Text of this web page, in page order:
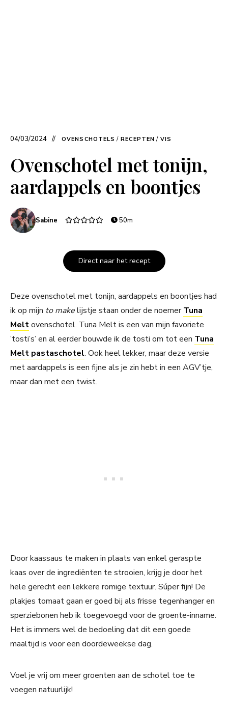
04/03/2024 OVENSCHOTELS / RECEPTEN / VIS
Ovenschotel met tonijn,
aardappels en boontjes
Sabine 50m
Direct naar het recept
Deze ovenschotel met tonijn, aardappels en boontjes had
ik op mijn to makelijstje staan onder de noemerTuna
Meltovenschotel. Tuna Melt is een van mijn favoriete
’tosti’s’ en al eerder bouwde ik de tosti om tot een Tuna
Melt pastaschotel. Ook heel lekker, maar deze versie
met aardappels is een fijne als je zin hebt in een AGV’tje,
maar dan met een twist.
Door kaassaus te maken in plaats van enkel geraspte
kaas over de ingrediënten te strooien, krijg je door het
hele gerecht een lekkere romige textuur. Súper fijn! De
plakjes tomaat gaan er goed bij als frisse tegenhanger en
sperziebonen heb ik toegevoegd voor de groente-inname.
Het is immers wel de bedoeling dat dit een goede
maaltijd is voor een doordeweekse dag.
Voel je vrij om meer groenten aan de schotel toe te
voegen natuurlijk!